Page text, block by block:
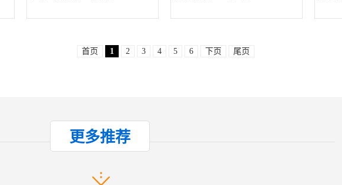
首页 1 2 3 4 5 6 下页 尾页
产品推荐